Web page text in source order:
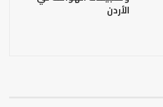
الأردن